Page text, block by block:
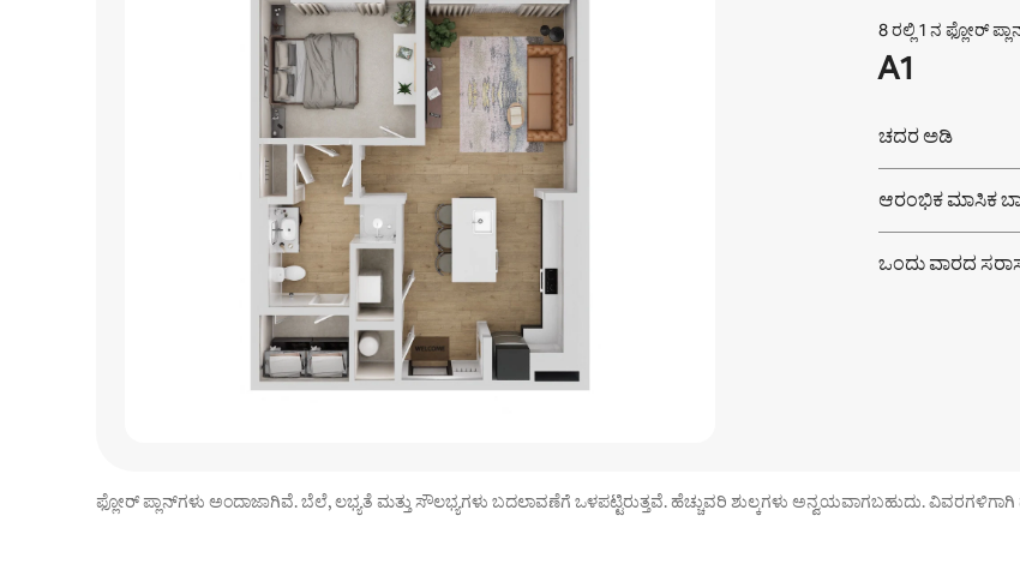
8 ರಲ್ಲಿ 1 ನ ಫ್ಲೋರ್
A1
ಚದರ ಅಡಿ
ಆರಂಭಿಕ ಮಾಸಿಕ
ಒಂದು ವಾರದ
ಫ್ಲೋರ್ ಪ್ಲಾನ್‌ಗಳು ಅಂದಾಜಾಗಿವೆ. ಬೆಲೆ, ಲಭ್ಯತೆ ಮತ್ತು ಸೌಲಭ್ಯಗಳು ಬದಲಾವಣೆಗೆ ಒಳಪಟ್ಟಿರುತ್ತವೆ. ಹೆಚ್ಚುವರಿ ಶುಲ್ಕಗಳು ಅನ್ವಯವಾಗಬಹುದು. ವಿವರಗಳಿಗಾಗಿ